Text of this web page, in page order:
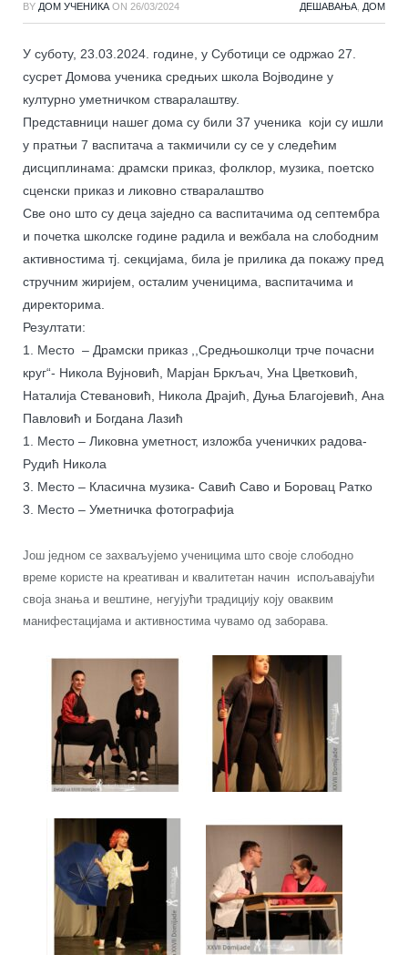
BY ДОМ УЧЕНИКА ON 26/03/2024 ДЕШАВАЊА, ДОМ
У суботу, 23.03.2024. године, у Суботици се одржао 27.
сусрет Домова ученика средњих школа Војводине у
културно уметничком стваралаштву.
Представници нашег дома су били 37 ученика који су ишли
у пратњи 7 васпитача а такмичили су се у следећим
дисциплинама: драмски приказ, фолклор, музика, поетско
сценски приказ и ликовно стваралаштво
Све оно што су деца заједно са васпитачима од септембра
и почетка школске године радила и вежбала на слободним
активностима тј. секцијама, била је прилика да покажу пред
стручним жиријем, осталим ученицима, васпитачима и
директорима.
Резултати:
1. Место – Драмски приказ ,,Средњошколци трче почасни
круг“- Никола Вујновић, Марјан Бркљач, Уна Цветковић,
Наталија Стевановић, Никола Драјић, Дуња Благојевић, Ана
Павловић и Богдана Лазић
1. Место – Ликовна уметност, изложба ученичких радова-
Рудић Никола
3. Место – Класична музика- Савић Саво и Боровац Ратко
3. Место – Уметничка фотографија
Још једном се захваљујемо ученицима што своје слободно
време користе на креативан и квалитетан начин испољавајући
своја знања и вештине, негујући традицију коју оваквим
манифестацијама и активностима чувамо од заборава.